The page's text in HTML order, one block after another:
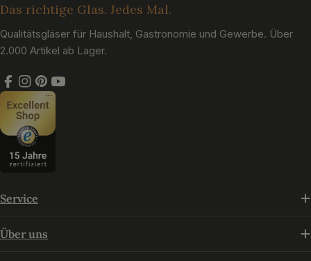
Das richtige Glas. Jedes Mal.
Qualitätsgläser für Haushalt, Gastronomie und Gewerbe. Über
2.000 Artikel ab Lager.
Facebook
Instagram
Pinterest
YouTube
Service
Über uns